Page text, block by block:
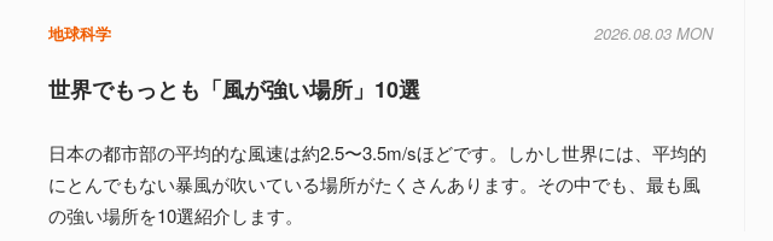
地球科学 2026.08.03 MON
世界でもっとも「風が強い場所」10選
日本の都市部の平均的な風速は約2.5〜3.5m/sほどです。しかし世界には、平均的
にとんでもない暴風が吹いている場所がたくさんあります。その中でも、最も風
の強い場所を10選紹介します。